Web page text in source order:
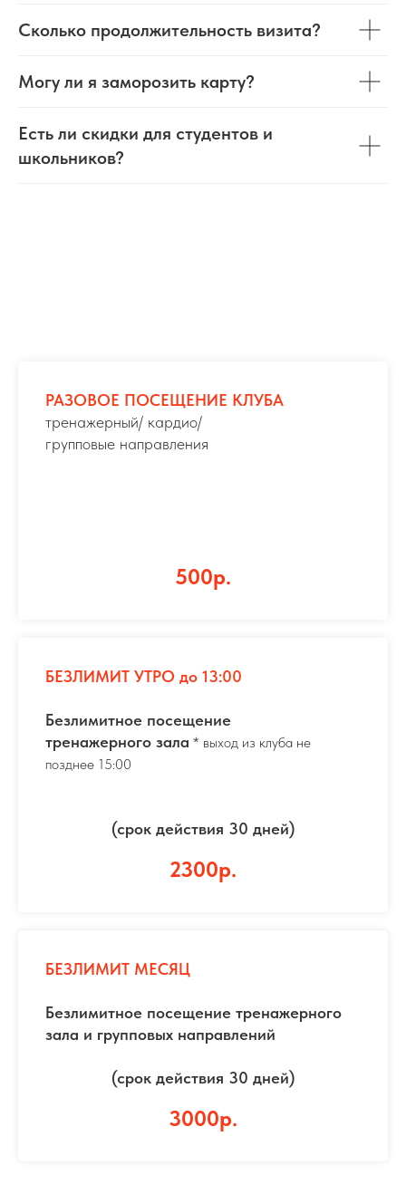
Сколько продолжительность визита?
Могу ли я заморозить карту?
Есть ли скидки для студентов и
школьников?
РАЗОВОЕ ПОСЕЩЕНИЕ КЛУБА
тренажерный/ кардио/
групповые направления
500р.
БЕЗЛИМИТ УТРО до 13:00
Безлимитное посещение
тренажерного зала * выход из клуба не
позднее 15:00
(срок действия 30 дней)
2300р.
БЕЗЛИМИТ МЕСЯЦ
Безлимитное посещение тренажерного
зала и групповых направлений
(срок действия 30 дней)
3000р.